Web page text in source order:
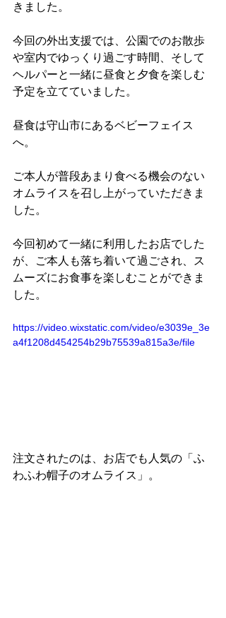
きました。
今回の外出支援では、公園でのお散歩
や室内でゆっくり過ごす時間、そして
ヘルパーと一緒に昼食と夕食を楽しむ
予定を立てていました。
昼食は守山市にあるベビーフェイス
へ。
ご本人が普段あまり食べる機会のない
オムライスを召し上がっていただきま
した。
今回初めて一緒に利用したお店でした
が、ご本人も落ち着いて過ごされ、ス
ムーズにお食事を楽しむことができま
した。
https://video.wixstatic.com/video/e3039e_3e
a4f1208d454254b29b75539a815a3e/file
注文されたのは、お店でも人気の「ふ
わふわ帽子のオムライス」。